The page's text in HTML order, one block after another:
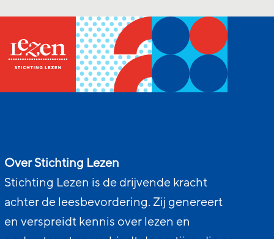
Over Stichting Lezen
Stichting Lezen is de drijvende kracht
achter de leesbevordering. Zij genereert
en verspreidt kennis over lezen en